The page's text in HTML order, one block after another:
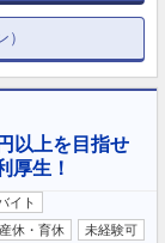
以上を目指せ
厚生！
イト
産休・育休
未経験可